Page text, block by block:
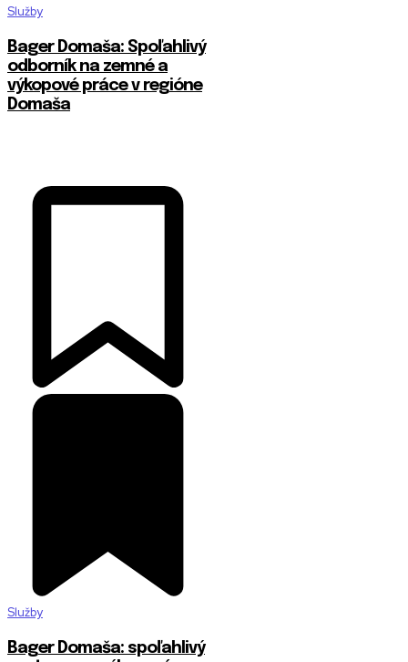
Služby
Bager Domaša: Spoľahlivý
odborník na zemné a
výkopové práce v regióne
Domaša
Služby
Bager Domaša: spoľahlivý